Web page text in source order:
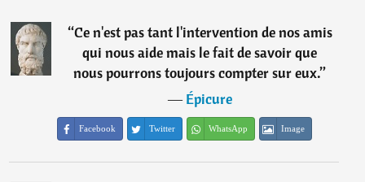
“Ce n'est pas tant l'intervention de nos amis
qui nous aide mais le fait de savoir que
nous pourrons toujours compter sur eux.”
―Épicure
Facebook Twitter WhatsApp Image